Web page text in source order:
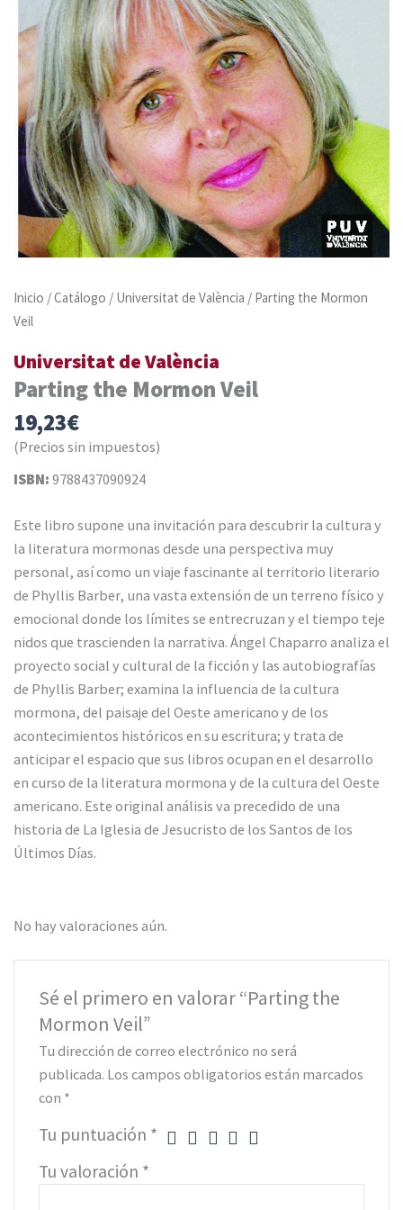
Inicio /Catálogo / Universitat de València / Parting the Mormon
Veil
Universitat de València
Parting the Mormon Veil
19,23€
(Precios sin impuestos)
ISBN: 9788437090924
Este libro supone una invitación para descubrir la cultura y
la literatura mormonas desde una perspectiva muy
personal, así como un viaje fascinante al territorio literario
de Phyllis Barber, una vasta extensión de un terreno físico y
emocional donde los límites se entrecruzan y el tiempo teje
nidos que trascienden la narrativa. Ángel Chaparro analiza el
proyecto social y cultural de la ficción y las autobiografías
de Phyllis Barber; examina la influencia de la cultura
mormona, del paisaje del Oeste americano y de los
acontecimientos históricos en su escritura; y trata de
anticipar el espacio que sus libros ocupan en el desarrollo
en curso de la literatura mormona y de la cultura del Oeste
americano. Este original análisis va precedido de una
historia de La Iglesia de Jesucristo de los Santos de los
Últimos Días.
No hay valoraciones aún.
Sé el primero en valorar “Parting the
Mormon Veil”
Tu dirección de correo electrónico no será
publicada. Los campos obligatorios están marcados
con *
Tu puntuación *
Tu valoración *